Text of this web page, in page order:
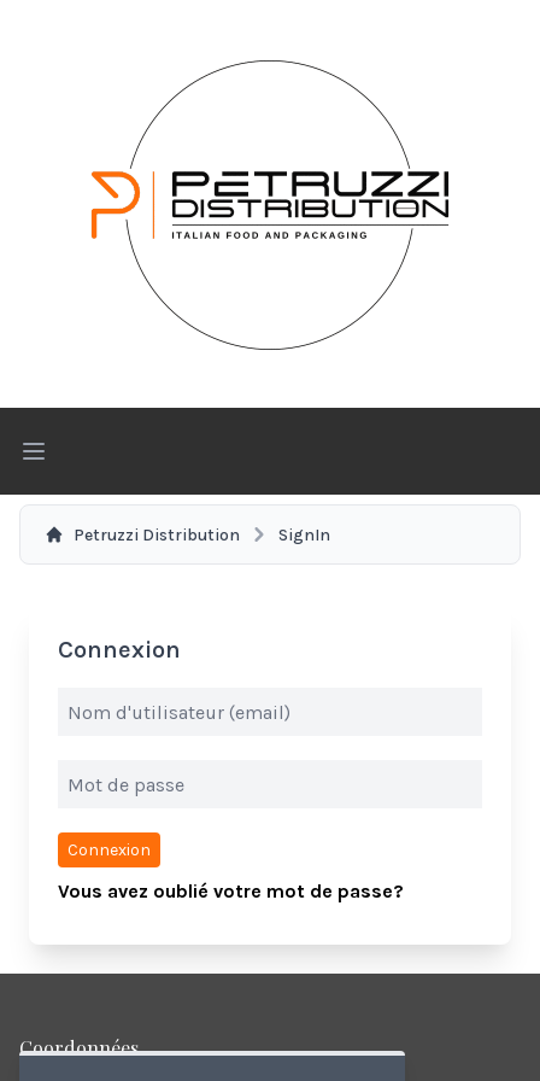
Open main menu
Petruzzi Distribution SignIn
Connexion
Connexion
Vous avez oublié votre mot de passe?
Coordonnées